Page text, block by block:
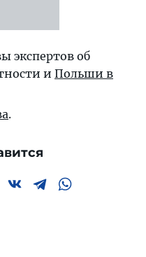
экспертов об
и Польши в
.